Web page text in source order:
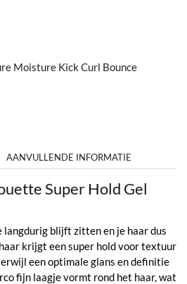
Moisture Kick Curl Bounce
AANVULLENDE INFORMATIE
Super Hold Gel
langdurig blijft zitten en je haar dus
krijgt een super hold voor textuur
een optimale glans en definitie
fijn laagje vormt rond het haar, wat